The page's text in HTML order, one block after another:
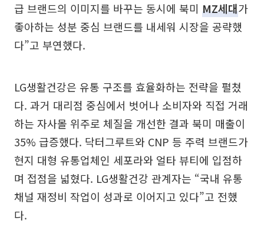
급 브랜드의 이미지를 바꾸는 동시에 북미 MZ세대가
좋아하는 성분 중심 브랜드를 내세워 시장을 공략했
다”고 부연했다.
LG생활건강은 유통 구조를 효율화하는 전략을 펼쳤
다. 과거 대리점 중심에서 벗어나 소비자와 직접 거래
하는 자사몰 위주로 체질을 개선한 결과 북미 매출이
35% 급증했다. 닥터그루트와 CNP 등 주력 브랜드가
현지 대형 유통업체인 세포라와 얼타 뷰티에 입점하
며 접점을 넓혔다. LG생활건강 관계자는 “국내 유통
채널 재정비 작업이 성과로 이어지고 있다”고 전했
다.